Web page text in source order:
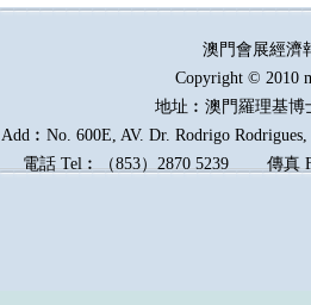
澳門會展經
Copyright © 2010
地址︰澳門羅理基博
Add︰No. 600E, AV. Dr. Rodrigo
電話 Tel︰（853）2870 5239傳真